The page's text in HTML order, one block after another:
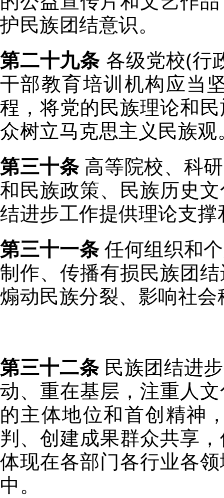
护民族团结意识。
第二十九条 各级党校(行
干部教育培训机构应当
程，将党的民族理论和
众树立马克思主义民族观
第三十条 高等院校、科
和民族政策、民族历史
结进步工作提供理论支
第三十一条 任何组织和
制作、传播有损民族团
煽动民族分裂、影响社
第三十二条民族团结进
动、重在基层，注重人
的主体地位和首创精神
判、创建成果群众共享
体现在各部门各行业各
中。